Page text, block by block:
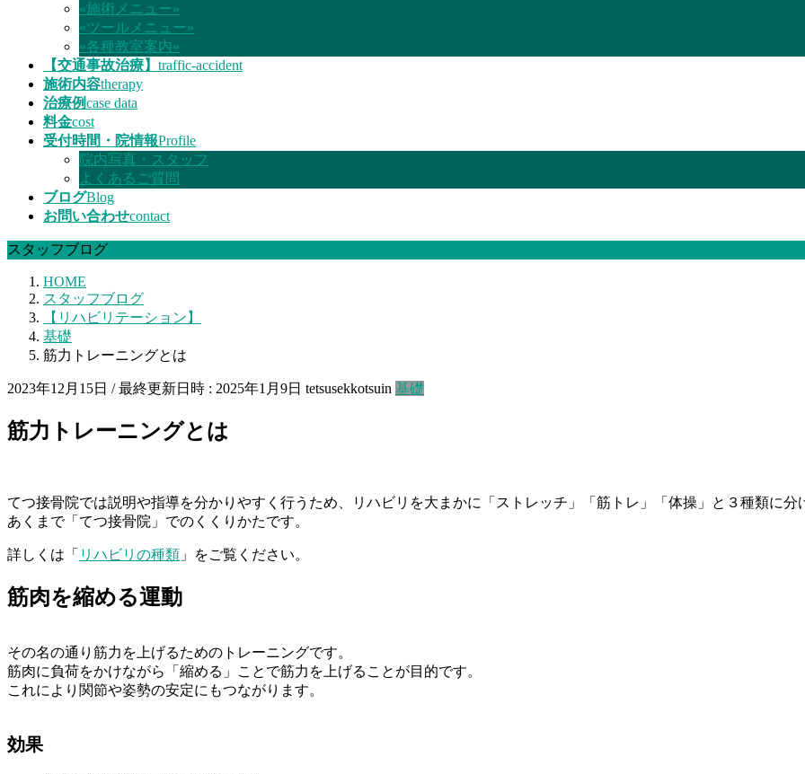
«施術メニュー»
«ツールメニュー»
«各種教室案内»
【交通事故治療】 traffic-accident
施術内容therapy
治療例case data
料金cost
受付時間・院情報Profile
院内写真・スタッフ
よくあるご質問
ブログBlog
お問い合わせcontact
スタッフブログ
HOME
スタッフブログ
【リハビリテーション】
基礎
筋力トレーニングとは
2023年12月15日 / 最終更新日時 : 2025年1月9日 tetsusekkotsuin 基礎
筋力トレーニングとは
てつ接骨院では説明や指導を分かりやすく行うため、リハビリを大まかに「ストレッチ」「筋トレ」「体操」と３種類に分
あくまで「てつ接骨院」でのくくりかたです。
詳しくは「 リハビリの種類 」をご覧ください。
筋肉を縮める運動
その名の通り筋力を上げるためのトレーニングです。
筋肉に負荷をかけながら「縮める」ことで筋力を上げることが目的です。
これにより関節や姿勢の安定にもつながります。
効果